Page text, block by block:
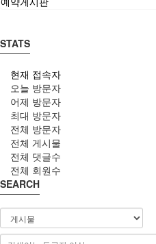
STATS
현재 접속자
오늘 방문자
어제 방문자
최대 방문자
전체 방문자
전체 게시물
전체 댓글수
전체 회원수
SEARCH